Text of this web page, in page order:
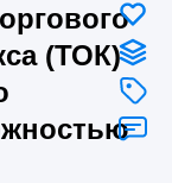
(ТОК)